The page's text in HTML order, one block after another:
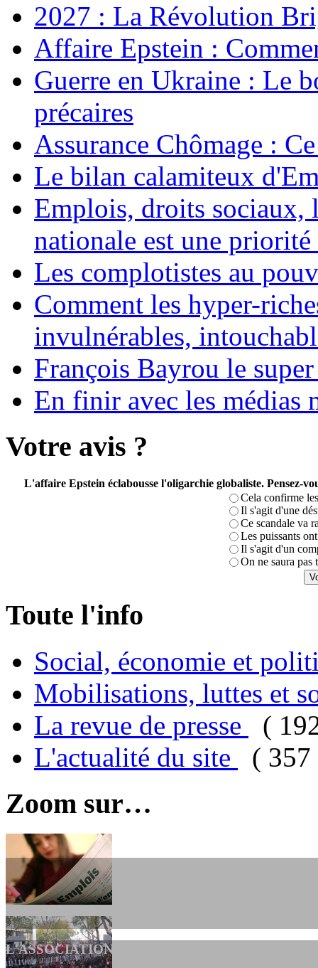
2027 : La Révolution
Affaire Epstein :
Guerre en Ukraine : Le
précaires
Assurance Chômage :
Le bilan calamiteux
Emplois, droits sociaux,
nationale est une
Les complotistes au
Comment les hyper-
invulnérables,
François Bayrou le
En finir avec les médias
Votre avis ?
L'affaire Epstein éclabousse l'oligarchie globaliste. Pensez-
Cela confirme
Il s'agit d'une
Ce scandale va
Les puissants
Il s'agit d'un
On ne saura pas
Toute l'info
Social, économie et
Mobilisations, luttes et
La revue de presse
(
L'actualité du site
( 357
Zoom sur…
L'ASSOCIATION